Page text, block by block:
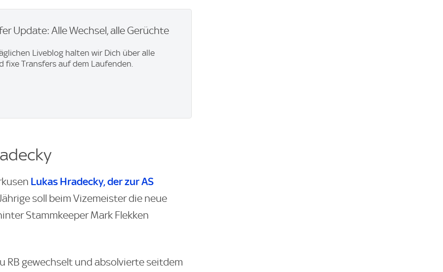
Update: Alle Wechsel, alle Gerüchte
Liveblog halten wir Dich über alle
fixe Transfers auf dem Laufenden.
Lukas Hradecky, der zur AS
soll beim Vizemeister die neue
Stammkeeper Mark Flekken
RB gewechselt und absolvierte seitdem